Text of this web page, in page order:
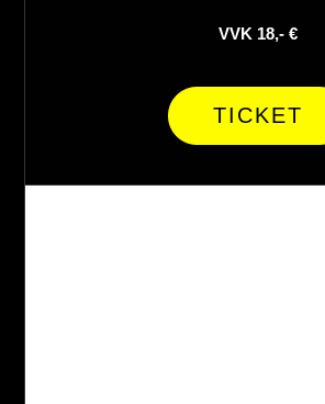
VVK 18,- €
TICKET